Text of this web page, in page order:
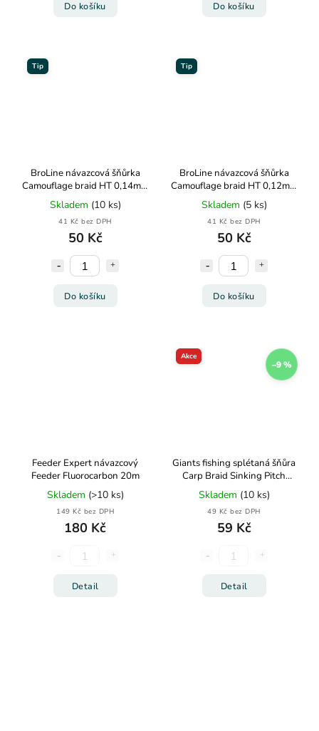
Do košíku Do košíku
Tip
BroLine návazcová šňůrka
Camouflage braid HT 0,14mm
8,8kg 10m
Skladem (10 ks)
41 Kč bez DPH
50 Kč
Do košíku
Tip
BroLine návazcová šňůrka
Camouflage braid HT 0,12mm
7,2kg 10m
Skladem (5 ks)
41 Kč bez DPH
50 Kč
Do košíku
Feeder Expert návazcový
Feeder Fluorocarbon 20m
Skladem (>10 ks)
149 Kč bez DPH
180 Kč
Detail
Akce
–9 %
Giants fishing splétaná šňůra
Carp Braid Sinking Pitch
Black 10m
Skladem (10 ks)
49 Kč bez DPH
59 Kč
Detail